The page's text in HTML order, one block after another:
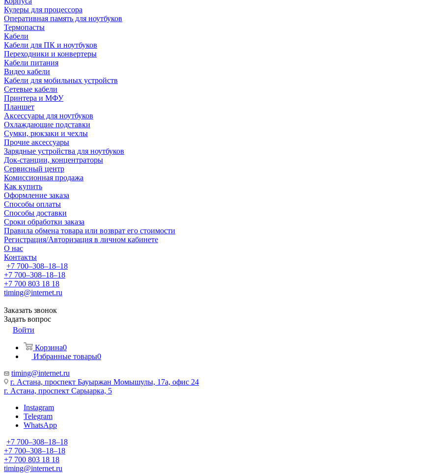
Кулеры для процессора
Оперативная память для ноутбуков
Термопасты
Кабели
Кабели для ПК и ноутбуков
Переходники и конвертеры
Кабели питания
Видео кабели
Кабели для мобильных устройств
Сетевые кабели
Принтера и МФУ
Планшет
Аксессуары для ноутбуков
Охлаждающие подставки
Сумки, рюкзаки и чехлы
Прочие аксессуары
Зарядные устройства для ноутбуков
Док-станции, концентраторы
Сервисный центр
Комиссионная продажа
Как купить
Оформление заказа
Способы оплаты
Способы доставки
Сроки обработки заказа
Правила обмена товара или возврат его стоимости
Регистрация/Авторизация в личном кабинете
О нас
Контакты
+7 700‒308‒18‒18
+7 700‒308‒18‒18
+7 700 803 18 18
timing@internet.ru
Заказать звонок
Задать вопрос
Войти
Корзина0
Избранные товары0
timing@internet.ru
г. Астана, проспект Бауыржан Момышулы, 17а, офис 24
г. Астана, проспект Сарыарка, 5
Instagram
Telegram
WhatsApp
+7 700‒308‒18‒18
+7 700‒308‒18‒18
+7 700 803 18 18
timing@internet.ru